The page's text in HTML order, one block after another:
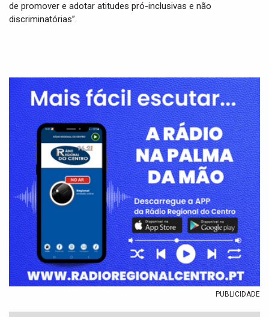
de promover e adotar atitudes pró-inclusivas e não
discriminatórias”.
PUBLICIDADE